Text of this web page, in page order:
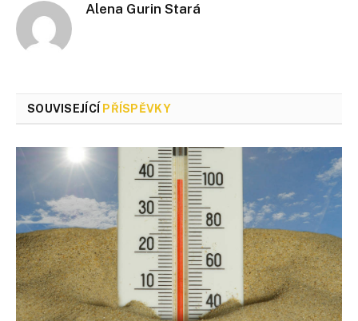
Alena Gurin Stará
SOUVISEJÍCÍ PŘÍSPĚVKY